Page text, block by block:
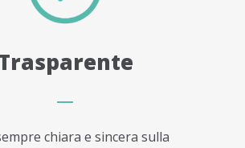
chiara e sincera sulla